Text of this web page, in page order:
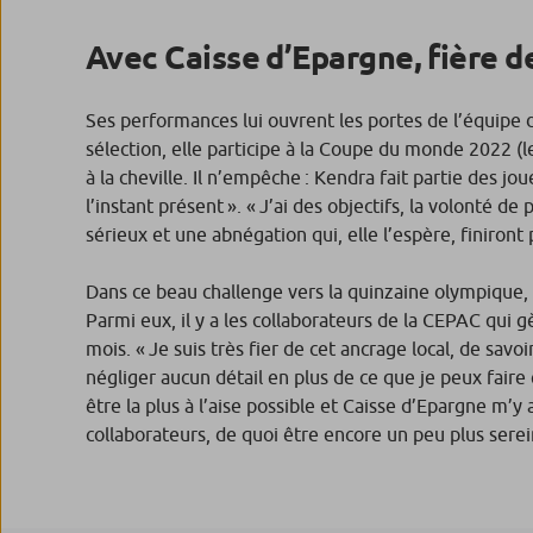
Avec Caisse d’Epargne, fière
Ses performances lui ouvrent les portes de l’équipe
sélection, elle participe à la Coupe du monde 2022
à la cheville. Il n’empêche : Kendra fait partie des
l’instant présent ». « J’ai des objectifs, la volonté
sérieux et une abnégation qui, elle l’espère,
Dans ce beau challenge vers la quinzaine
Parmi eux, il y a les collaborateurs de la CEPAC qui
mois. « Je suis très fier de cet ancrage local, de
négliger aucun détail en plus de ce que je peux
être la plus à l’aise possible et Caisse d’Epargne
collaborateurs, de quoi être encore un peu plus